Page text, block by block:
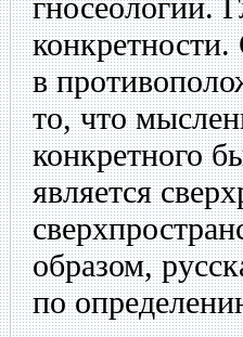
гносеологии.
в
то, что
конкретного
является
образом,
по